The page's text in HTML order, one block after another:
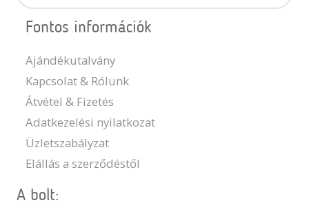
Fontos információk
Ajándékutalvány
Kapcsolat & Rólunk
Átvétel & Fizetés
Adatkezelési nyilatkozat
Üzletszabályzat
Elállás a szerződéstől
A bolt: